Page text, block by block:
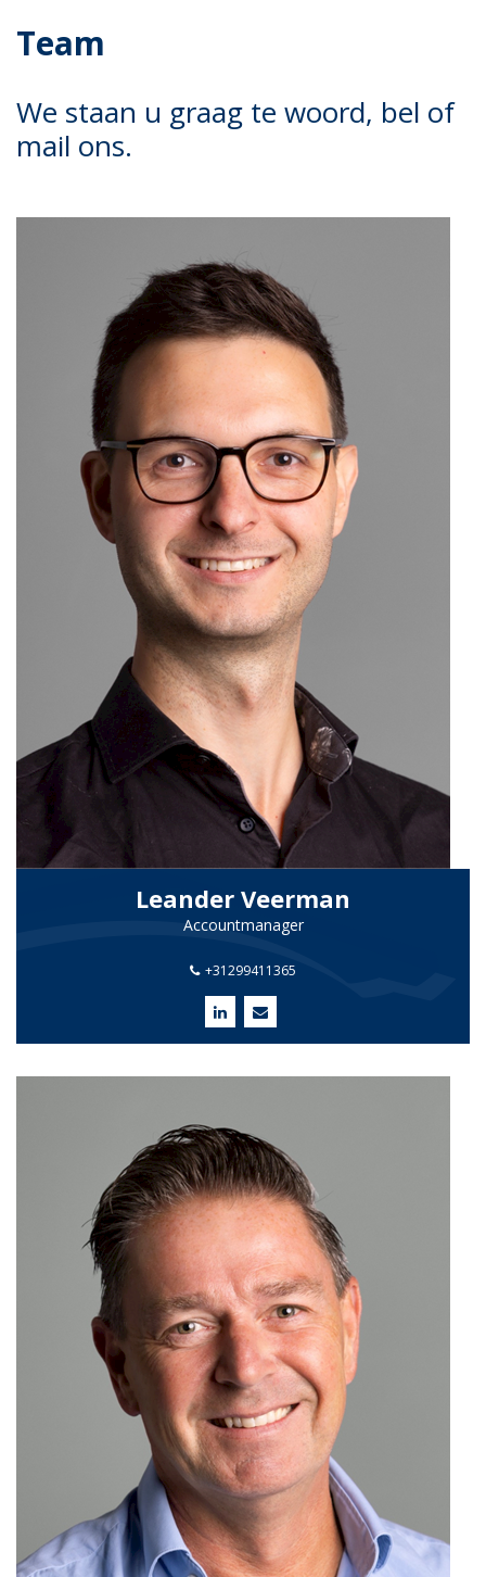
Team
We staan u graag te woord, bel of
mail ons.
Leander Veerman
Accountmanager
+31299411365